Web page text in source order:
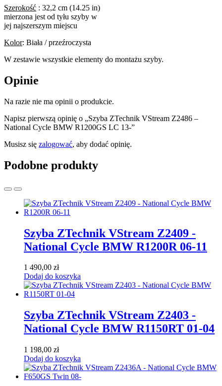
Szerokość : 32,2 cm (14.25 in)
mierzona jest od tyłu szyby w
jej najszerszym miejscu
Kolor: Biała / przeźroczysta
W zestawie wszystkie elementy do montażu szyby.
Opinie
Na razie nie ma opinii o produkcie.
Napisz pierwszą opinię o „Szyba ZTechnik VStream Z2486 –
National Cycle BMW R1200GS LC 13-”
Musisz się zalogować, aby dodać opinię.
Podobne produkty
Szyba ZTechnik VStream Z2409 -
National Cycle BMW R1200R 06-11
1 490,00 zł
Dodaj do koszyka
Szyba ZTechnik VStream Z2403 -
National Cycle BMW R1150RT 01-04
1 198,00 zł
Dodaj do koszyka